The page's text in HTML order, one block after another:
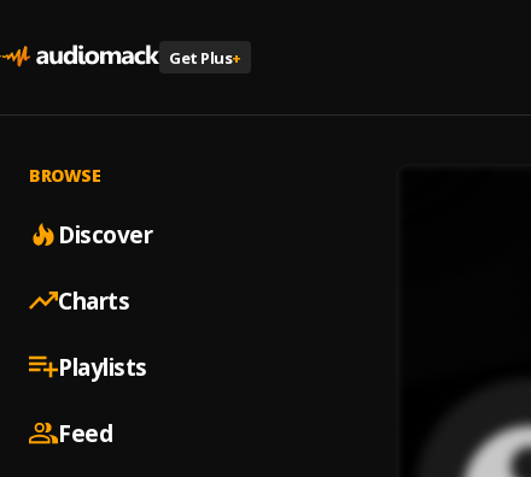
Get Plus+
BROWSE
Discover
Charts
Playlists
Feed